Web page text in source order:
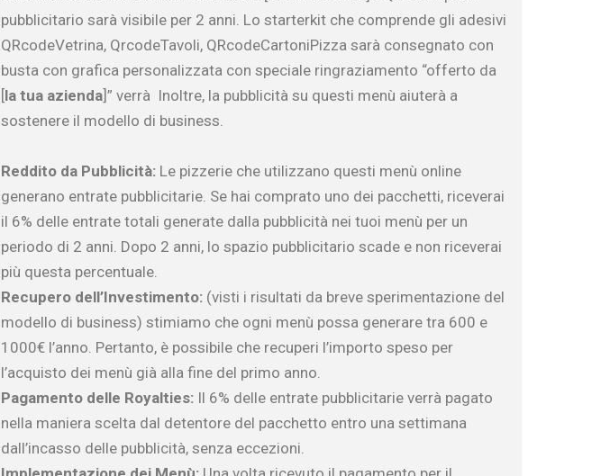
pubblicitario sarà visibile per 2 anni. Lo starterkit che comprende gli adesivi
QRcodeVetrina, QrcodeTavoli, QRcodeCartoniPizza sarà consegnato con
busta con grafica personalizzata con speciale ringraziamento “offerto da
[la tua azienda]” verrà Inoltre, la pubblicità su questi menù aiuterà a
sostenere il modello di business.
Reddito da Pubblicità:Le pizzerie che utilizzano questi menù online
generano entrate pubblicitarie. Se hai comprato uno dei pacchetti, riceverai
il 6% delle entrate totali generate dalla pubblicità nei tuoi menù per un
periodo di 2 anni. Dopo 2 anni, lo spazio pubblicitario scade e non riceverai
più questa percentuale.
Recupero dell’Investimento:(visti i risultati da breve sperimentazione del
modello di business) stimiamo che ogni menù possa generare tra 600 e
1000€ l’anno. Pertanto, è possibile che recuperi l’importo speso per
l’acquisto dei menù già alla fine del primo anno.
Pagamento delle Royalties:Il 6% delle entrate pubblicitarie verrà pagato
nella maniera scelta dal detentore del pacchetto entro una settimana
dall’incasso delle pubblicità, senza eccezioni.